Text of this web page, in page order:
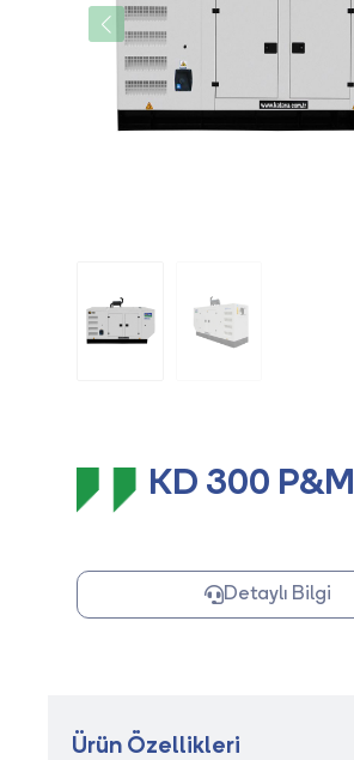
KD 300 P&M
Detaylı Bilgi
Ürün Özellikleri